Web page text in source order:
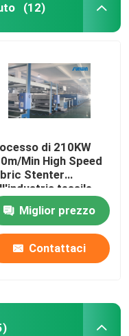
(12)
di 210KW
Min High Speed
Stenter
tessile
Miglior prezzo
Contattaci